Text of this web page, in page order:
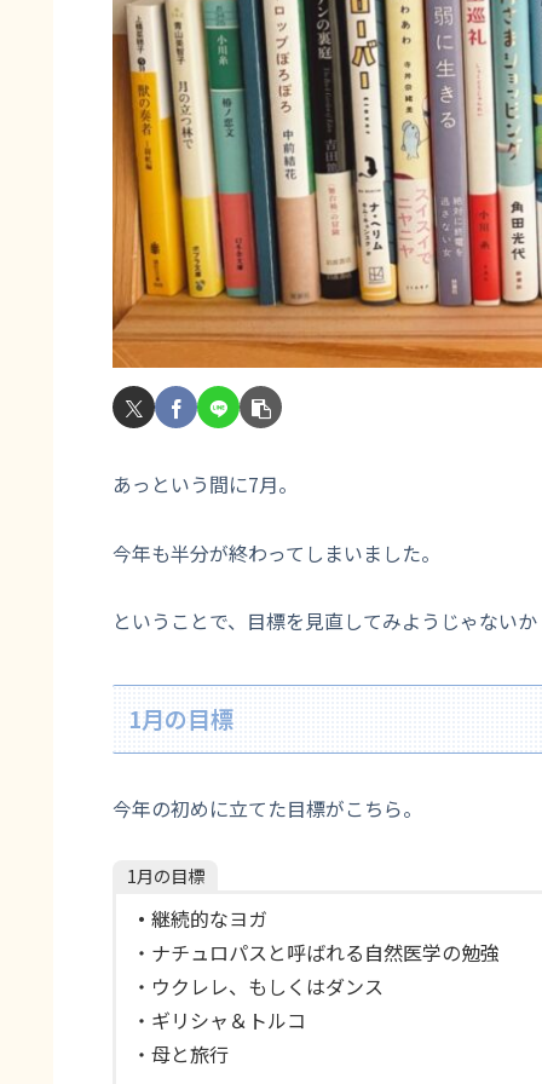
あっという間に7月。
今年も半分が終わってしまいました。
ということで、目標を見直してみようじゃない
1月の目標
今年の初めに立てた目標がこちら。
1月の目標
・ 継続的なヨガ
・ナチュロパスと呼ばれる自然医学の勉強
・ウクレレ、もしくはダンス
・ギリシャ＆トルコ
・母と旅行